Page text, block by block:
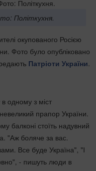
Політкухня.
окупованого Росією
Фото було опубліковано
Патріоти України.
одному з міст
прапор України.
балконі стоїть надувний
"Аж боляче за вас.
Все буде Україна", "І
- пишуть люди в